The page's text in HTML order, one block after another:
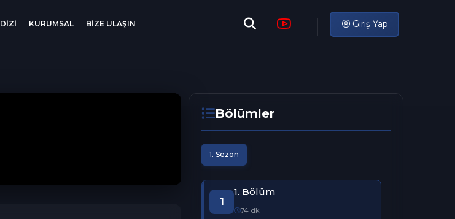
DİZİ KURUMSAL BİZE ULAŞIN Giriş Yap
Bölümler
1. Sezon
1
1. Bölüm
74 dk